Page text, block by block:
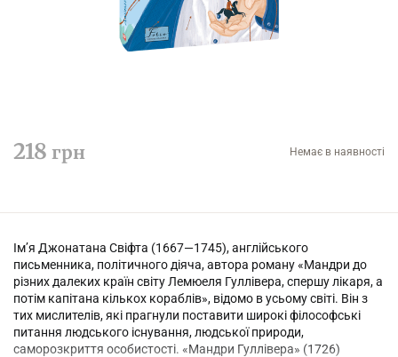
218 грн Немає в наявності
Ім’я Джонатана Свіфта (1667—1745), англійського
письменника, політичного діяча, автора роману «Мандри до
різних далеких країн світу Лемюеля Гуллівера, спершу лікаря, а
потім капітана кількох кораблів», відомо в усьому світі. Він з
тих мислителів, які прагнули поставити широкі філософські
питання людського існування, людської природи,
саморозкриття особистості. «Мандри Гуллівера» (1726)